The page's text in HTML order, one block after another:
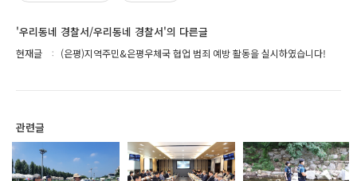
'우리동네 경찰서/우리동네 경찰서'의 다른글
현재글 (은평)지역주민&은평우체국 협업 범죄 예방 활동을 실시하였습니다!
관련글